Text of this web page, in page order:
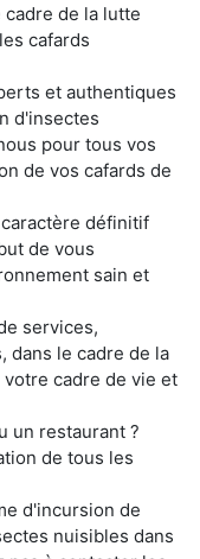
de la lutte
cafards
et authentiques
d'insectes
pour tous vos
de vos cafards de
définitif
de vous
sain et
services,
dans le cadre de la
cadre de vie et
un restaurant ?
de tous les
d'incursion de
nuisibles dans